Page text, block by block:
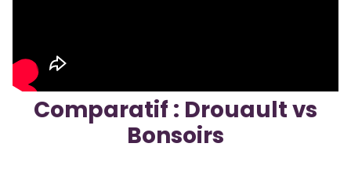
Comparatif : Drouault vs
Bonsoirs